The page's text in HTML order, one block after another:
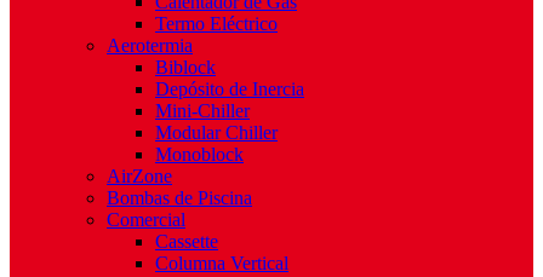
Termo Eléctrico
Aerotermia
Biblock
Depósito de Inercia
Mini-Chiller
Modular Chiller
Monoblock
AirZone
Bombas de Piscina
Comercial
Cassette
Columna Vertical